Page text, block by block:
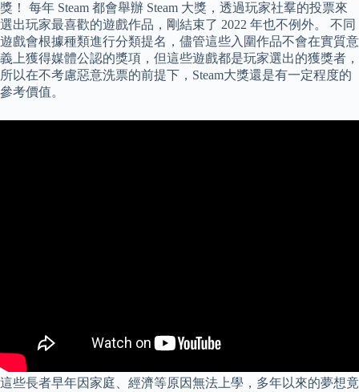
獎！ 每年 Steam 都會舉辦 Steam 大獎，透過玩家社羣的投票來
選出玩家最喜歡的遊戲作品，剛結束了 2022 年也不例外。 不同
遊戲會根據種類進行分類提名，儘管這些入圍作品不會在實質意
義上獲得媒體公認的獎項，但這些遊戲都是玩家選出的獲獎者，
所以在不考慮惡意洗票的前提下，Steam大獎還是有一定程度的
參考價值。
這些長者早年因家庭、經濟等原因無法上學，多年以來的夢想竟